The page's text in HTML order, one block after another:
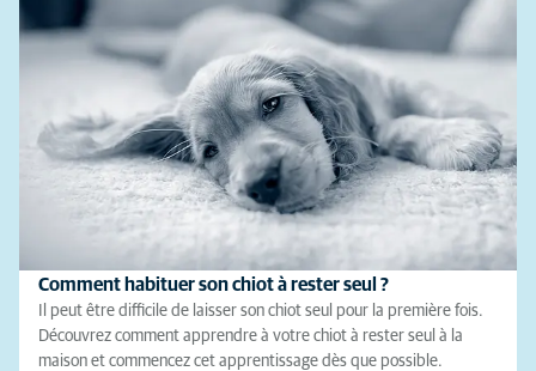
Comment habituer son chiot à rester seul ?
Il peut être difficile de laisser son chiot seul pour la première fois.
Découvrez comment apprendre à votre chiot à rester seul à la
maison et commencez cet apprentissage dès que possible.